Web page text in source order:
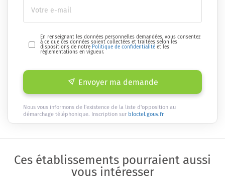
En renseignant les données personnelles demandées, vous consentez
à ce que ces données soient collectées et traitées selon les
dispositions de notre Politique de confidentialité et les
réglementations en vigueur.
Envoyer ma demande
Nous vous informons de l'existence de la liste d'opposition au
démarchage téléphonique. Inscription sur bloctel.gouv.fr
Ces établissements pourraient aussi
vous intéresser